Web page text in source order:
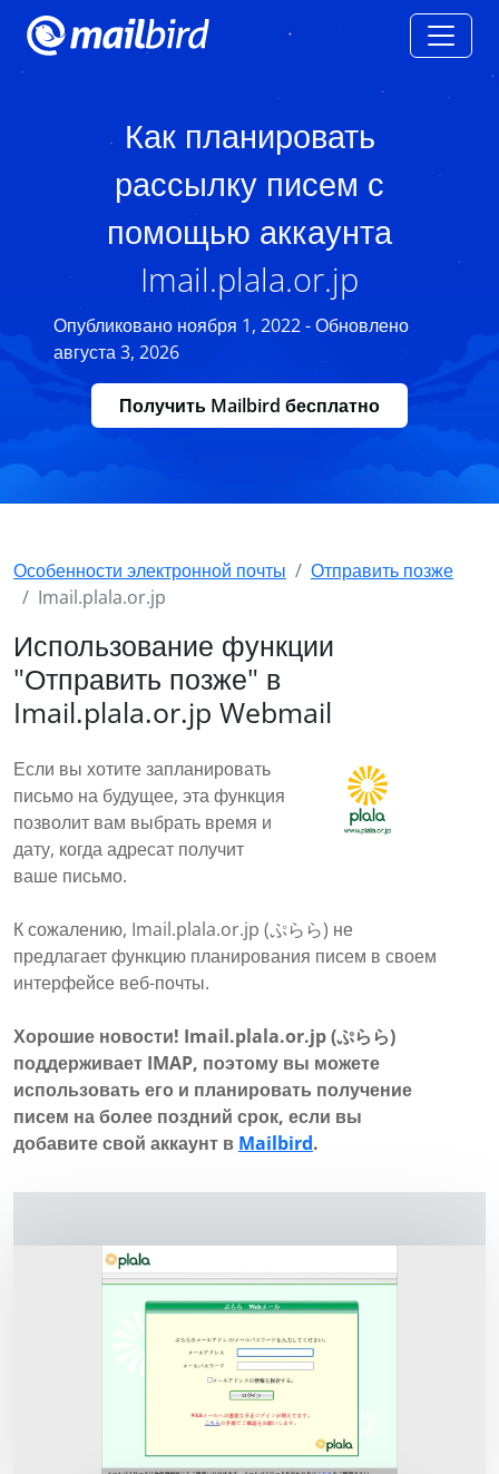
Как планировать
рассылку писем с
помощью аккаунта
Imail.plala.or.jp
Опубликовано ноября 1, 2022 - Обновлено
августа 3, 2026
Получить Mailbird бесплатно
Особенности электронной почты
Отправить позже
Imail.plala.or.jp
Использование функции
"Отправить позже" в
Imail.plala.or.jp Webmail
Если вы хотите запланировать
письмо на будущее, эта функция
позволит вам выбрать время и
дату, когда адресат получит
ваше письмо.
К сожалению, Imail.plala.or.jp (ぷらら) не
предлагает функцию планирования писем в своем
интерфейсе веб-почты.
Хорошие новости! Imail.plala.or.jp (ぷらら)
поддерживает IMAP, поэтому вы можете
использовать его и планировать получение
писем на более поздний срок, если вы
добавите свой аккаунт в Mailbird.